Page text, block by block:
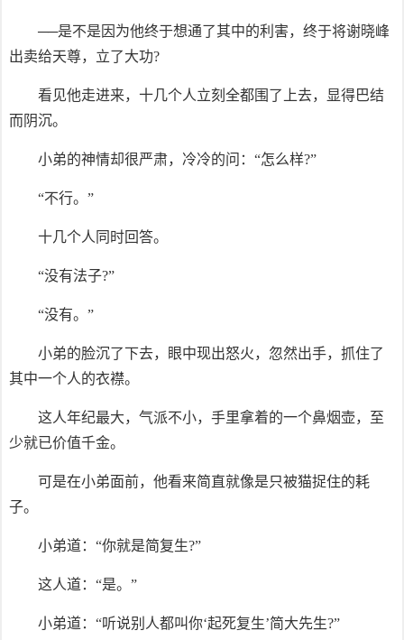
──是不是因为他终于想通了其中的利害，终于将谢晓峰
出卖给天尊，立了大功?
看见他走进来，十几个人立刻全都围了上去，显得巴结
而阴沉。
小弟的神情却很严肃，冷冷的问：“怎么样?”
“不行。”
十几个人同时回答。
“没有法子?”
“没有。”
小弟的脸沉了下去，眼中现出怒火，忽然出手，抓住了
其中一个人的衣襟。
这人年纪最大，气派不小，手里拿着的一个鼻烟壶，至
少就已价值千金。
可是在小弟面前，他看来简直就像是只被猫捉住的耗
子。
小弟道：“你就是简复生?”
这人道：“是。”
小弟道：“听说别人都叫你‘起死复生’简大先生?”